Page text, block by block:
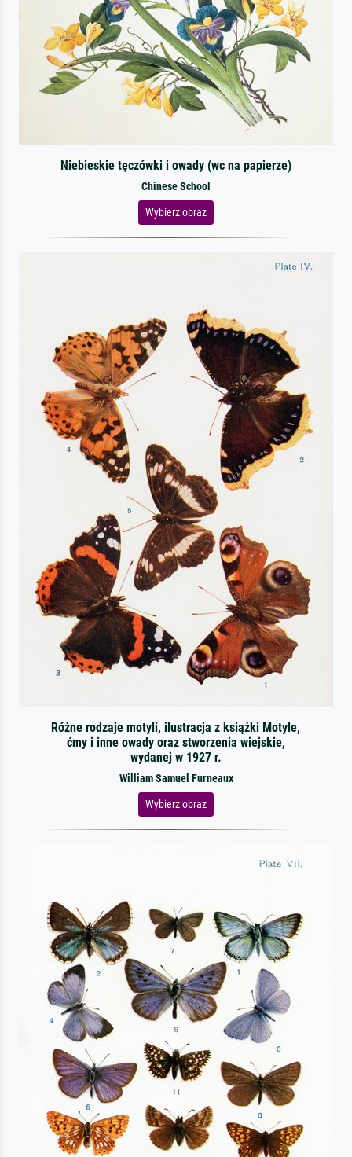
Niebieskie tęczówki i owady (wc na papierze)
Chinese School
Wybierz obraz
Różne rodzaje motyli, ilustracja z książki Motyle,
ćmy i inne owady oraz stworzenia wiejskie,
wydanej w 1927 r.
William Samuel Furneaux
Wybierz obraz